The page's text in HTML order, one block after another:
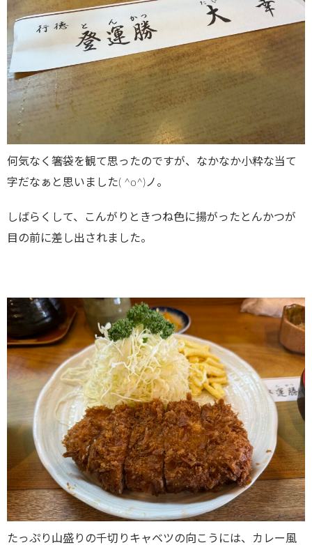
何気なく箸袋を観て思ったのですが、なかなか小粋な当て
字だなぁと思いました( ^o^)ノ。
しばらくして、こんがりときつね色に揚がったとんかつが
目の前に差し出されました。
たっぷり山盛りの千切りキャベツの向こうには、カレー風